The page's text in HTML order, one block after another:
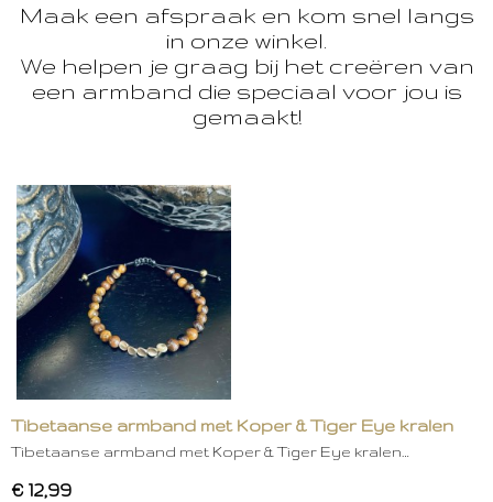
Maak een afspraak en kom snel langs
in onze winkel.
We helpen je graag bij het creëren van
een armband die speciaal voor jou is
gemaakt!
Tibetaanse armband met Koper & Tiger Eye kralen
Tibetaanse armband met Koper & Tiger Eye kralen…
€ 12,99